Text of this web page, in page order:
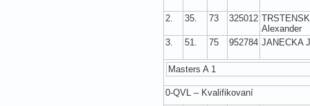
2. 35. 73 325012
Alexander
3.
51. 75 952784 JANECKA
Masters A 1
0-QVL – Kvalifikovaní